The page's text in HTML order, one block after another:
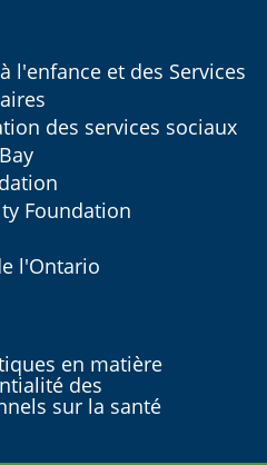
l'enfance et des Services
des services sociaux
Foundation
l'Ontario
en matière
des
sur la santé